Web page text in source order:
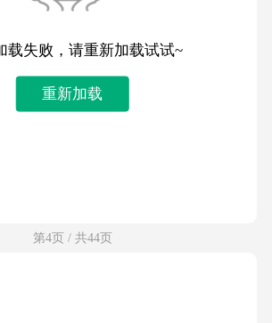
载失败，请重新加载试试~
重新加载
第4页 / 共44页